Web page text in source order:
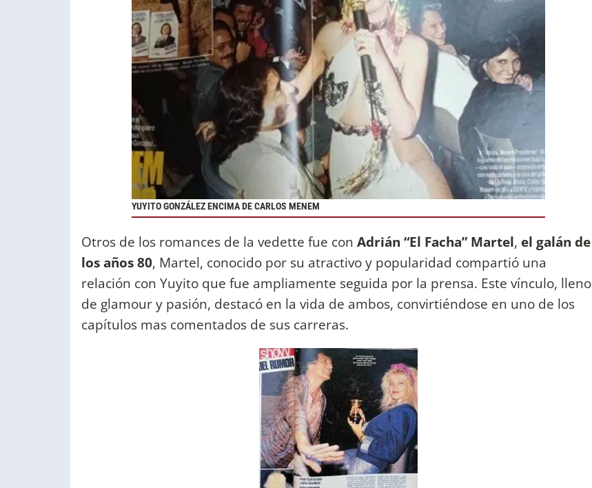
YUYITO GONZÁLEZ ENCIMA DE CARLOS MENEM
Otros de los romances de la vedette fue con Adrián “El Facha” Martel, el galán de
los años 80, Martel, conocido por su atractivo y popularidad compartió una
relación con Yuyito que fue ampliamente seguida por la prensa. Este vínculo, lleno
de glamour y pasión, destacó en la vida de ambos, convirtiéndose en uno de los
capítulos mas comentados de sus carreras.